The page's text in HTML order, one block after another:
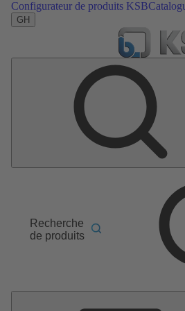
Configurateur de produits KSB
GH
Recherche
de produits